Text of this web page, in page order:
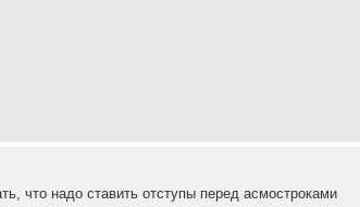
что надо ставить отступы перед асмостроками